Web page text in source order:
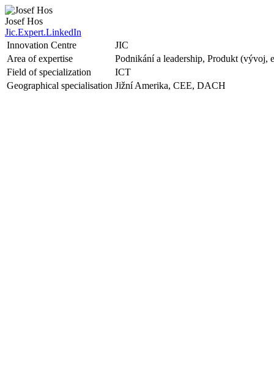
Josef Hos
Jic.Expert.LinkedIn
Innovation Centre
JIC
Area of expertise
Podnikání a leadership, Produkt (vývoj,
Field of specialization
ICT
Geographical specialisation Jižní Amerika, CEE, DACH